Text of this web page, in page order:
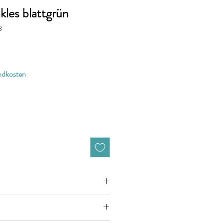
blattgrün
zB. 50cm (0,5m) daher bitte Anzahl 5